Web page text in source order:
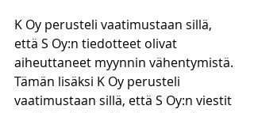
K Oy perusteli vaatimustaan sillä,
että S Oy:n tiedotteet olivat
aiheuttaneet myynnin vähentymistä.
Tämän lisäksi K Oy perusteli
vaatimustaan sillä, että S Oy:n viestit